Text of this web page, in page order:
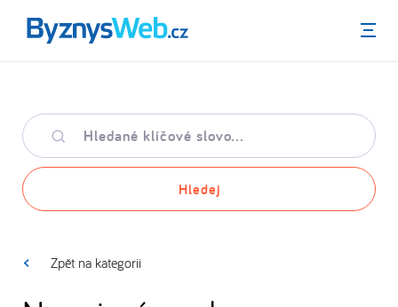
Menu
Hledané
klíčové
slovo
Hledej
Zpět na kategorii